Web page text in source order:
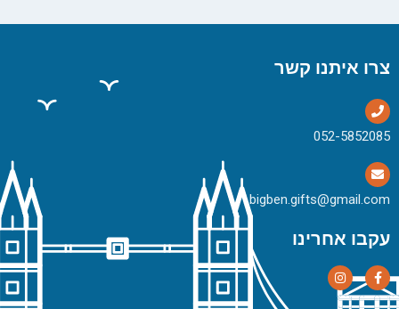
צרו איתנו קשר
bigben.gifts@gmail.com
עקבו אחרינו